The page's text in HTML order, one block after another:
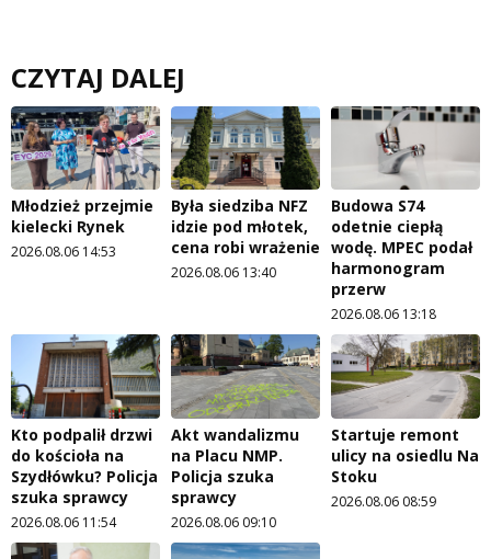
CZYTAJ DALEJ
Młodzież przejmie
kielecki Rynek
2026.08.06 14:53
Była siedziba NFZ
idzie pod młotek,
cena robi wrażenie
2026.08.06 13:40
Budowa S74
odetnie ciepłą
wodę. MPEC podał
harmonogram
przerw
2026.08.06 13:18
Kto podpalił drzwi
do kościoła na
Szydłówku? Policja
szuka sprawcy
2026.08.06 11:54
Akt wandalizmu
na Placu NMP.
Policja szuka
sprawcy
2026.08.06 09:10
Startuje remont
ulicy na osiedlu Na
Stoku
2026.08.06 08:59